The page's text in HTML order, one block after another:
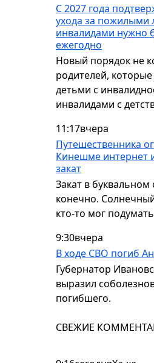
С 2027 года
ухода за пожилыми
инвалидами нужно
ежегодно
Новый порядок не
родителей,
детьми с
инвалидами с
11:17вчера
Путешественника
Кинешме интернет
закат
Закат в буквальном
конечно.
кто-то мог
9:30вчера
В ходе СВО погиб
Губернатор
выразил
погибшего.
СВЕЖИЕ